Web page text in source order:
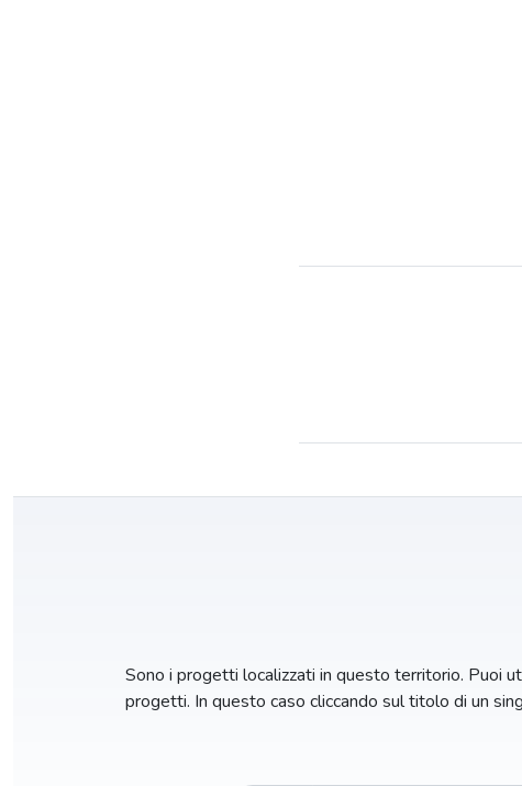
Sono i progetti localizzati in questo territorio. Puoi
progetti. In questo caso cliccando sul titolo di un